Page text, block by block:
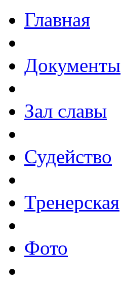
Главная
Документы
Зал славы
Судейство
Тренерская
Фото